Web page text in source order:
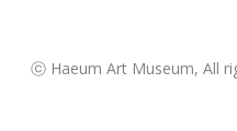
ⓒ Haeum Art Museum, All